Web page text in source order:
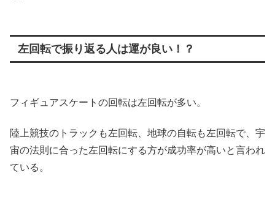
左回転で振り返る人は運が良い！？
フィギュアスケートの回転は左回転が多い。
陸上競技のトラックも左回転、地球の自転も左回転で、宇
宙の法則に合った左回転にする方が成功率が高いと言われ
ている。